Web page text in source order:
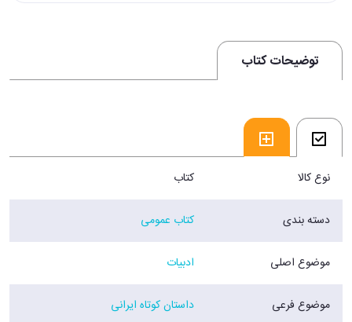
توضیحات کتاب
نوع کالا کتاب
دسته بندی کتاب عمومی
موضوع اصلی ادبیات
موضوع فرعی داستان کوتاه ایرانی